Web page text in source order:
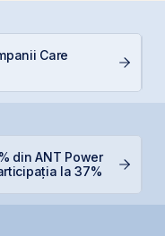
Care
din ANT Power
la 37%